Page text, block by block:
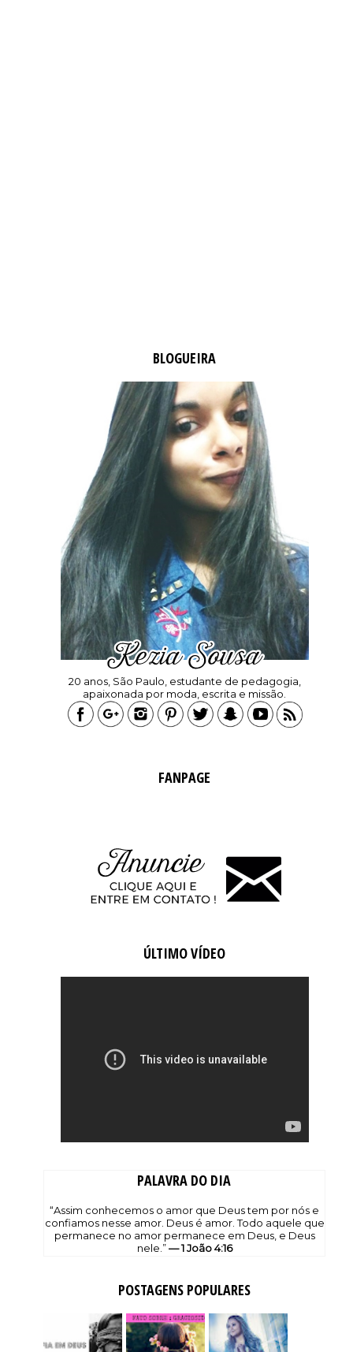
BLOGUEIRA
20 anos, São Paulo, estudante de pedagogia,
apaixonada por moda, escrita e missão.
FANPAGE
ÚLTIMO VÍDEO
PALAVRA DO DIA
“Assim conhecemos o amor que Deus tem por nós e
confiamos nesse amor. Deus é amor. Todo aquele que
permanece no amor permanece em Deus, e Deus
nele.”— 1 João 4:16
POSTAGENS POPULARES